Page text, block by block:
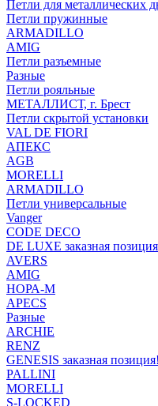
Петли для металлических
Петли пружинные
ARMADILLO
AMIG
Петли разъемные
Разные
Петли рояльные
МЕТАЛЛИСТ, г. Брест
Петли скрытой установки
VAL DE FIORI
АПЕКС
AGB
MORELLI
ARMADILLO
Петли универсальные
Vanger
CODE DECO
DE LUXE заказная
AVERS
AMIG
НОРА-М
APECS
Разные
ARCHIE
RENZ
GENESIS заказная
PALLINI
MORELLI
S-LOCKED